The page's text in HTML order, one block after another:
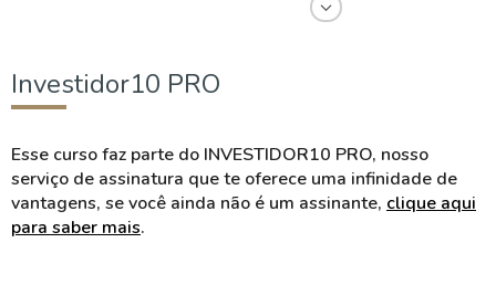
e consultor de valores mobiliados
Investidor10 PRO
Esse curso faz parte do INVESTIDOR10 PRO, nosso
serviço de assinatura que te oferece uma infinidade de
vantagens, se você ainda não é um assinante, clique aqui
para saber mais.